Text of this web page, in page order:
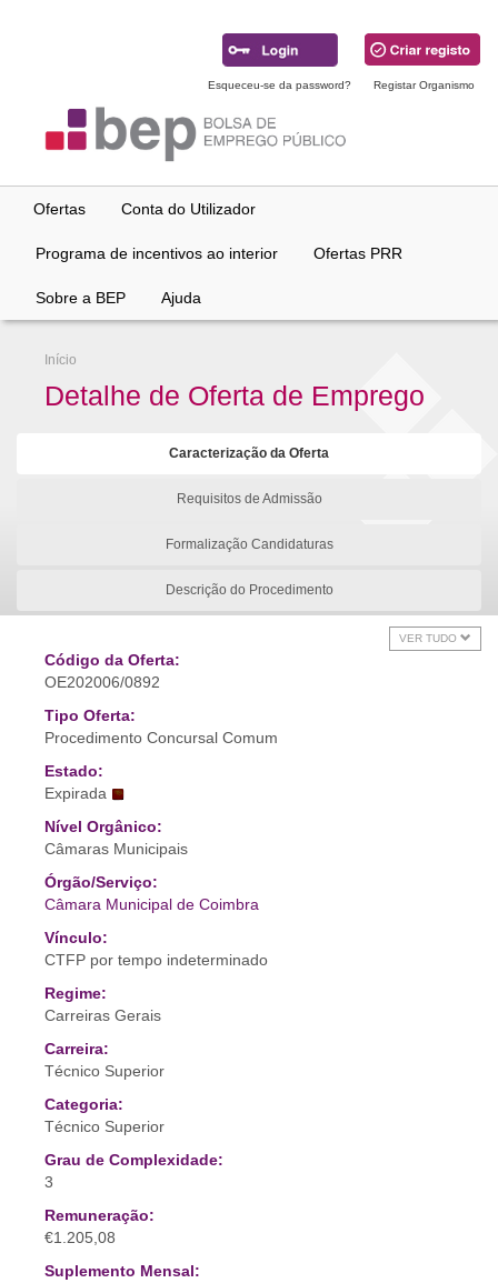
Esqueceu-se da password? Registar Organismo
Ofertas Conta do Utilizador
Programa de incentivos ao interior Ofertas PRR
Sobre a BEP Ajuda
Início
Detalhe de Oferta de Emprego
Caracterização da Oferta
Requisitos de Admissão
Formalização Candidaturas
Descrição do Procedimento
VER TUDO
Código da Oferta:
OE202006/0892
Tipo Oferta:
Procedimento Concursal Comum
Estado:
Expirada
Nível Orgânico:
Câmaras Municipais
Órgão/Serviço:
Câmara Municipal de Coimbra
Vínculo:
CTFP por tempo indeterminado
Regime:
Carreiras Gerais
Carreira:
Técnico Superior
Categoria:
Técnico Superior
Grau de Complexidade:
3
Remuneração:
€1.205,08
Suplemento Mensal: